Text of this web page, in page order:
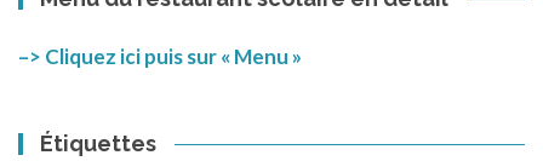
–> Cliquez ici puis sur « Menu »
Étiquettes